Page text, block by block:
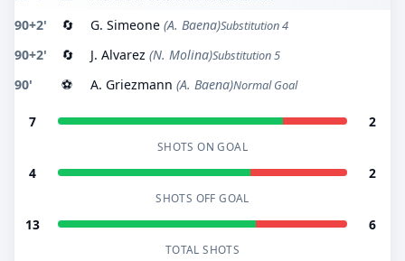
90+2' 🔄 G. Simeone (A. Baena)Substitution 4
90+2' 🔄 J. Alvarez (N. Molina)Substitution 5
90' ⚽ A. Griezmann (A. Baena)Normal Goal
7 2
SHOTS ON GOAL
4 2
SHOTS OFF GOAL
13 6
TOTAL SHOTS